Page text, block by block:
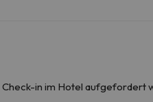
Check-in im Hotel